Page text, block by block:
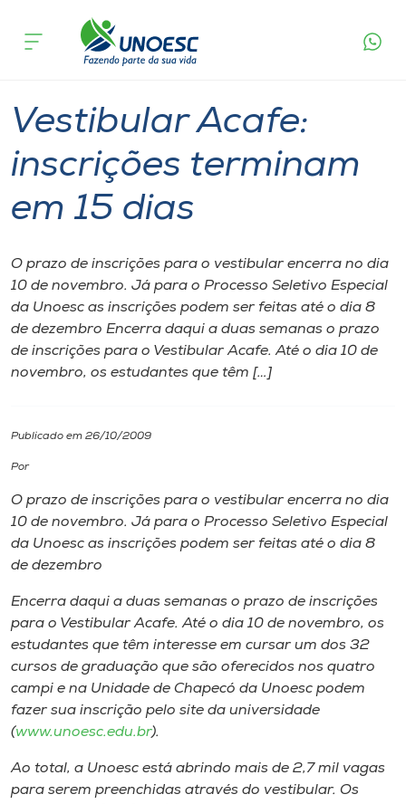
Cursos
Pesquisa
Atendimento ao Estudante
Portal de Ensino
A
Diplomados
Cultura
CPA
Biblioteca
Editora
Rádio
acontece
Vestibular Acafe:
inscrições terminam
em 15 dias
O prazo de inscrições para o vestibular encerra no dia
10 de novembro. Já para o Processo Seletivo Especial
da Unoesc as inscrições podem ser feitas até o dia 8
de dezembro Encerra daqui a duas semanas o prazo
de inscrições para o Vestibular Acafe. Até o dia 10 de
novembro, os estudantes que têm […]
Publicado em 26/10/2009
Por
O prazo de inscrições para o vestibular encerra no dia
10 de novembro. Já para o Processo Seletivo Especial
da Unoesc as inscrições podem ser feitas até o dia 8
de dezembro
Encerra daqui a duas semanas o prazo de inscrições
para o Vestibular Acafe. Até o dia 10 de novembro, os
estudantes que têm interesse em cursar um dos 32
cursos de graduação que são oferecidos nos quatro
campi e na Unidade de Chapecó da Unoesc podem
fazer sua inscrição pelo site da universidade
(www.unoesc.edu.br).
Ao total, a Unoesc está abrindo mais de 2,7 mil vagas
para serem preenchidas através do vestibular. Os